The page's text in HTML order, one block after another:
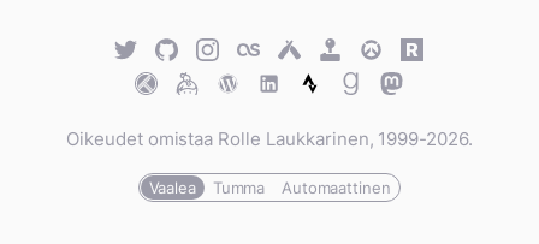
TwitterGitHubTwitterLast.fmUntappd
Retro
Achievements
Overwatch
Rawg.io
TraktKeybaseWordPress
WordPress
StravaGoodreads
Mastodon
Oikeudet omistaa Rolle Laukkarinen, 1999-2026.
Vaalea Tumma Automaattinen